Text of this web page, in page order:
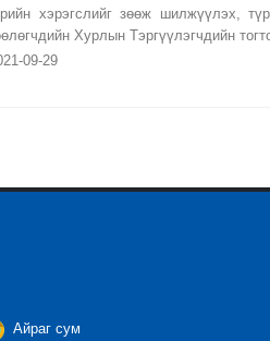
хэрэгслийг зөөж шилжүүлэх,
Хурлын Тэргүүлэгчдийн
09-29
Айраг сум